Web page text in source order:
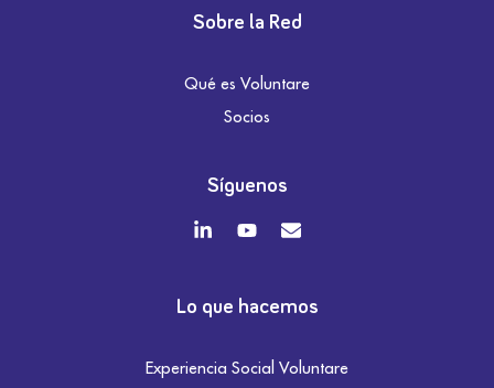
Sobre la Red
Qué es Voluntare
Socios
Síguenos
Lo que hacemos
Experiencia Social Voluntare